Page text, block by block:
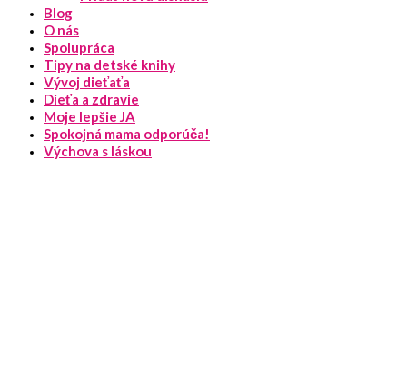
Blog
O nás
Spolupráca
Tipy na detské knihy
Vývoj dieťaťa
Dieťa a zdravie
Moje lepšie JA
Spokojná mama odporúča!
Výchova s láskou